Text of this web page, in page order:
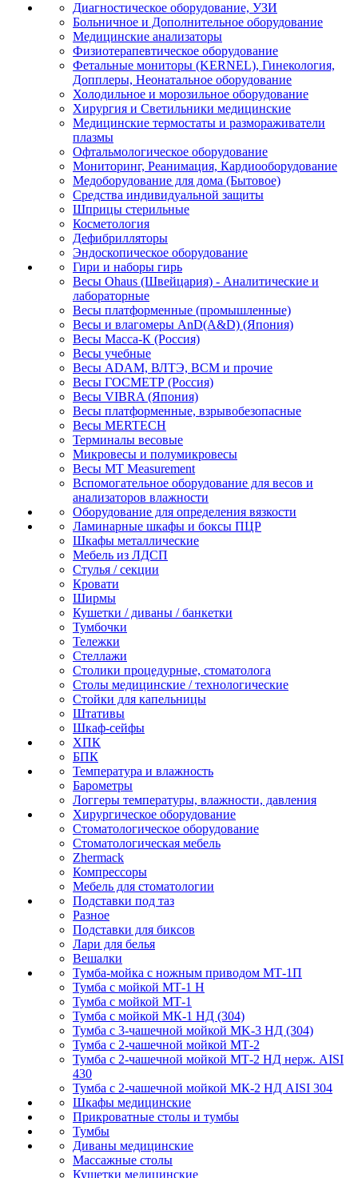
Диагностическое оборудование, УЗИ
Больничное и Дополнительное оборудование
Медицинские анализаторы
Физиотерапевтическое оборудование
Фетальные мониторы (KERNEL), Гинекология,
Допплеры, Неонатальное оборудование
Холодильное и морозильное оборудование
Хирургия и Светильники медицинские
Медицинские термостаты и размораживатели
плазмы
Офтальмологическое оборудование
Мониторинг, Реанимация, Кардиооборудование
Медоборудование для дома (Бытовое)
Средства индивидуальной защиты
Шприцы стерильные
Косметология
Дефибрилляторы
Эндоскопическое оборудование
Гири и наборы гирь
Весы Ohaus (Швейцария) - Аналитические и
лабораторные
Весы платформенные (промышленные)
Весы и влагомеры AnD(A&D) (Япония)
Весы Масса-К (Россия)
Весы учебные
Весы ADAM, ВЛТЭ, BCM и прочие
Весы ГОСМЕТР (Россия)
Весы VIBRA (Япония)
Весы платформенные, взрывобезопасные
Весы MERTECH
Терминалы весовые
Микровесы и полумикровесы
Весы MT Measurement
Вспомогательное оборудование для весов и
анализаторов влажности
Оборудование для определения вязкости
Ламинарные шкафы и боксы ПЦР
Шкафы металлические
Мебель из ЛДСП
Стулья / секции
Кровати
Ширмы
Кушетки / диваны / банкетки
Тумбочки
Тележки
Стеллажи
Столики процедурные, стоматолога
Столы медицинские / технологические
Стойки для капельницы
Штативы
Шкаф-сейфы
ХПК
БПК
Температура и влажность
Барометры
Логгеры температуры, влажности, давления
Хирургическое оборудование
Стоматологическое оборудование
Стоматологическая мебель
Zhermack
Компрессоры
Мебель для стоматологии
Подставки под таз
Разное
Подставки для биксов
Лари для белья
Вешалки
Тумба-мойка с ножным приводом МТ-1П
Тумба с мойкой МТ-1 Н
Тумба с мойкой МТ-1
Тумба с мойкой МК-1 НД (304)
Тумба с 3-чашечной мойкой МK-3 НД (304)
Тумба с 2-чашечной мойкой МТ-2
Тумба с 2-чашечной мойкой МТ-2 НД нерж. AISI
430
Тумба с 2-чашечной мойкой МК-2 НД AISI 304
Шкафы медицинские
Прикроватные столы и тумбы
Тумбы
Диваны медицинские
Массажные столы
Кушетки медицинские